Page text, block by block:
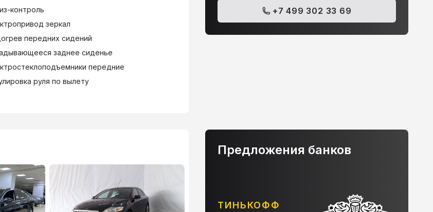
контроль
зеркал
передних сидений
заднее сиденье
передние
руля по вылету
+7 499 302 33 69
ТИНЬКОФФ АЛЬФА-БАНК
Предложения банков